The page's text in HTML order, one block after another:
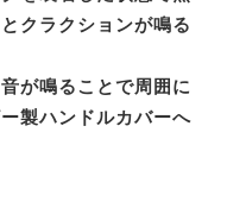
クラクションが鳴る
が鳴ることで周囲に
製ハンドルカバーへ